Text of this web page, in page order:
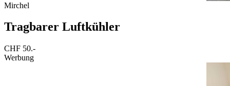
Mirchel
Tragbarer Luftkühler
CHF 50.-
Werbung